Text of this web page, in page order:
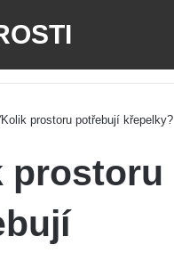
Kolik prostoru potřebují křepelky?
prostoru